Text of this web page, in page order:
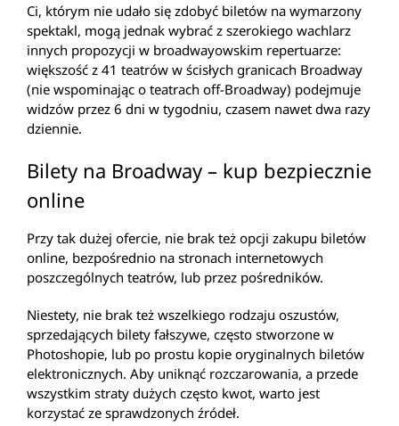
Ci, którym nie udało się zdobyć biletów na wymarzony
spektakl, mogą jednak wybrać z szerokiego wachlarz
innych propozycji w broadwayowskim repertuarze:
większość z 41 teatrów w ścisłych granicach Broadway
(nie wspominając o teatrach off-Broadway) podejmuje
widzów przez 6 dni w tygodniu, czasem nawet dwa razy
dziennie.
Bilety na Broadway – kup bezpiecznie
online
Przy tak dużej ofercie, nie brak też opcji zakupu biletów
online, bezpośrednio na stronach internetowych
poszczególnych teatrów, lub przez pośredników.
Niestety, nie brak też wszelkiego rodzaju oszustów,
sprzedających bilety fałszywe, często stworzone w
Photoshopie, lub po prostu kopie oryginalnych biletów
elektronicznych. Aby uniknąć rozczarowania, a przede
wszystkim straty dużych często kwot, warto jest
korzystać ze sprawdzonych źródeł.